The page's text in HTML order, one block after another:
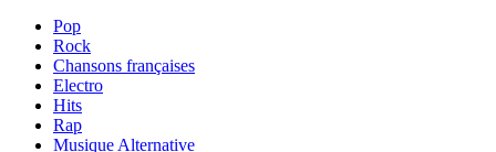
Pop
Rock
Chansons françaises
Electro
Hits
Rap
Musique Alternative